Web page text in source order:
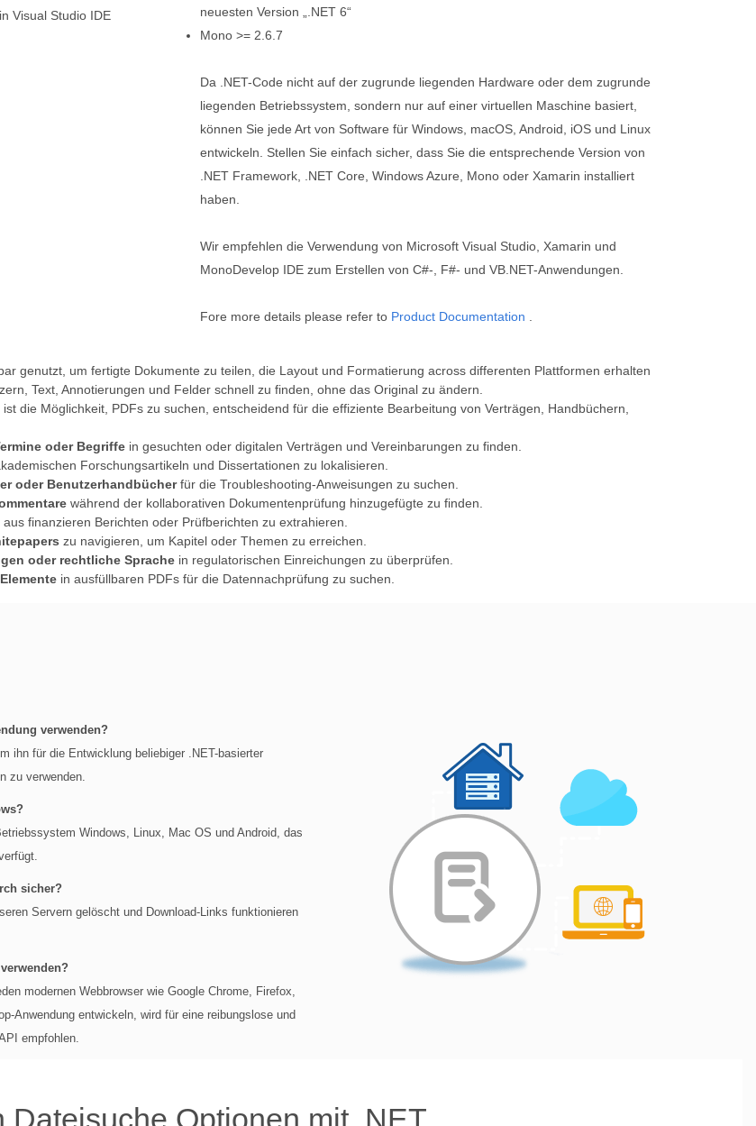
Visual Studio IDE
neuesten Version „.NET 6“
Mono >= 2.6.7
Da .NET-Code nicht auf der zugrunde liegenden Hardware oder dem zugrunde
liegenden Betriebssystem, sondern nur auf einer virtuellen Maschine basiert,
können Sie jede Art von Software für Windows, macOS, Android, iOS und Linux
entwickeln. Stellen Sie einfach sicher, dass Sie die entsprechende Version von
.NET Framework, .NET Core, Windows Azure, Mono oder Xamarin installiert
haben.
Wir empfehlen die Verwendung von Microsoft Visual Studio, Xamarin und
MonoDevelop IDE zum Erstellen von C#-, F#- und VB.NET-Anwendungen.
Fore more details please refer to Product Documentation
genutzt, um fertigte Dokumente zu teilen, die Layout und Formatierung across differenten Plattformen erhalten
Text, Annotierungen und Felder schnell zu finden, ohne das Original zu ändern.
die Möglichkeit, PDFs zu suchen, entscheidend für die effiziente Bearbeitung von Verträgen, Handbüchern,
oder Begriffe in gesuchten oder digitalen Verträgen und Vereinbarungen zu finden.
Forschungsartikeln und Dissertationen zu lokalisieren.
oder Benutzerhandbücherfür die Troubleshooting-Anweisungen zu suchen.
während der kollaborativen Dokumentenprüfung hinzugefügte zu finden.
aus finanzieren Berichten oder Prüfberichten zu extrahieren.
zu navigieren, um Kapitel oder Themen zu erreichen.
oder rechtliche Sprache in regulatorischen Einreichungen zu überprüfen.
in ausfüllbaren PDFs für die Datennachprüfung zu suchen.
verwenden?
ihn für die Entwicklung beliebiger .NET-basierter
zu verwenden.
Windows, Linux, Mac OS und Android, das
sicher?
Servern gelöscht und Download-Links funktionieren
modernen Webbrowser wie Google Chrome, Firefox,
Anwendung entwickeln, wird für eine reibungslose und
empfohlen.
Dateisuche Optionen mit .NET